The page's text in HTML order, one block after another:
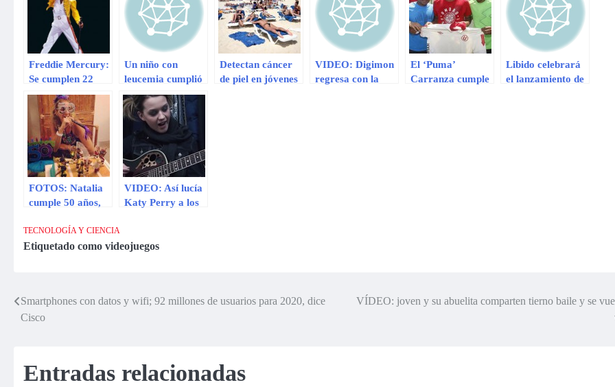
Freddie Mercury:
Se cumplen 22
años sin el ícono
del rock
Un niño con
leucemia cumplió
sueño de conocer
a Rafael Nadal
Detectan cáncer
de piel en jóvenes
VIDEO: Digimon
regresa con la
El ‘Puma’
Carranza cumple
Libido celebrará
el lanzamiento de
FOTOS: Natalia
cumple 50 años,
frases más
recordadas
VIDEO: Así lucía
Katy Perry a los
TECNOLOGÍA Y CIENCIA
Etiquetado como videojuegos
Navegación
Smartphones con datos y wifi; 92 millones de usuarios para 2020, dice
Cisco
VÍDEO: joven y su abuelita comparten tierno baile y se
Entradas relacionadas